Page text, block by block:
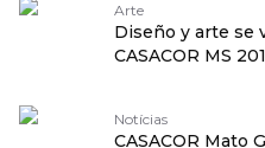
Arte
Diseño y arte se
CASACOR MS
Notícias
CASACOR Mato